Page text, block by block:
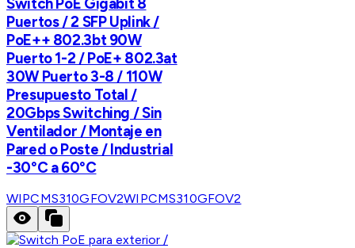
Puertos / 2 SFP Uplink /
PoE++ 802.3bt 90W
Puerto 1-2 / PoE+ 802.3at
30W Puerto 3-8 / 110W
Presupuesto Total /
20Gbps Switching / Sin
Ventilador / Montaje en
Pared o Poste / Industrial
-30°C a 60°C
WIPCMS310GFOV2WIPCMS310GFOV2